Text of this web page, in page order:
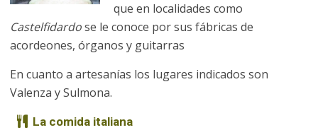
que en localidades como
Castelfidardose le conoce por sus fábricas de
acordeones, órganos y guitarras
En cuanto a artesanías los lugares indicados son
Valenza y Sulmona.
La comida italiana